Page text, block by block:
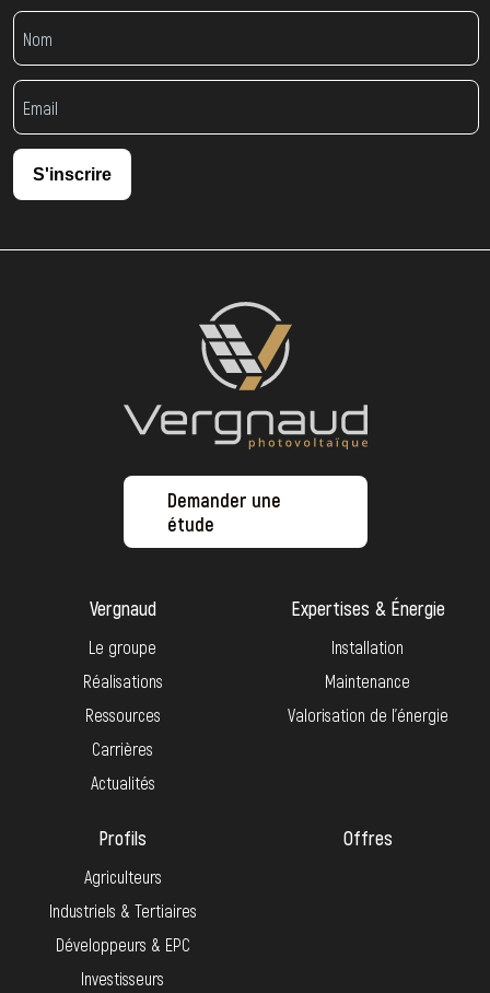
S'inscrire
Demander une
étude
Vergnaud
Le groupe
Réalisations
Ressources
Carrières
Actualités
Expertises & Énergie
Installation
Maintenance
Valorisation de l’énergie
Profils
Agriculteurs
Industriels & Tertiaires
Développeurs & EPC
Investisseurs
Offres